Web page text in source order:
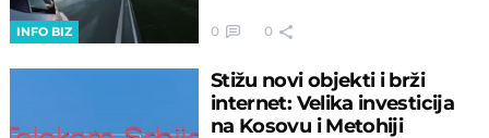
INFO BIZ 0 0
Stižu novi objekti i brži
internet: Velika investicija
na Kosovu i Metohiji